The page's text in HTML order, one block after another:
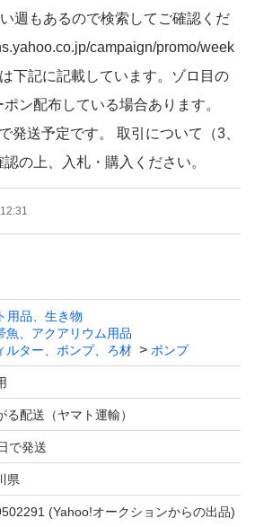
週もあるので検索してご確認くだ
campaign/promo/week
下記に記載しています。ゾロ目の
ン配布している場合あります。
発送予定です。 取引について（3、
の上、入札・購入ください。
ース(ソフトチューブ)で接続できま
すが、その出品者の画像（20mmス
すのでご注意ください。 静音とも
の大小はエアーストーンではなくポ
よるものです。
）時は対応後に評価お願いします。
要な方（即 悪い評価する方）は他
さい。 問題あれば対応すると明記
でも即悪い評価する人達がいます
用品、生き物
魚、アクアリウム用品
ルター、ポンプ、ろ材
ポンプ
る配送（ヤマト運輸）
で発送
県
(Yahoo!オークションからの出品)